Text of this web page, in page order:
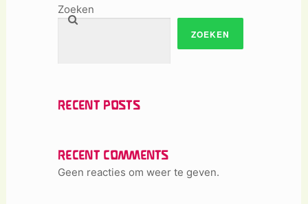
Zoeken
ZOEKEN
RECENT POSTS
RECENT COMMENTS
Geen reacties om weer te geven.